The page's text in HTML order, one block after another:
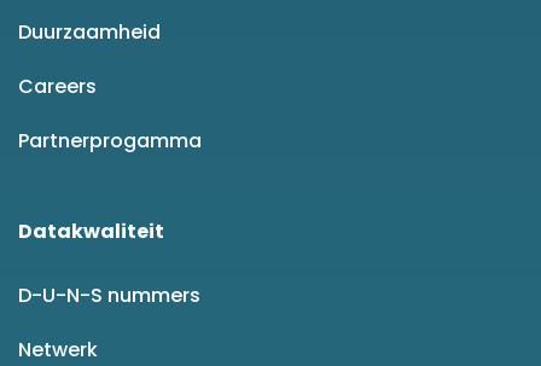
Duurzaamheid
Careers
Partnerprogamma
Datakwaliteit
D-U-N-S nummers
Netwerk